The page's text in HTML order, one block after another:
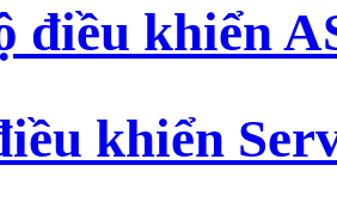
điều khiển
khiển